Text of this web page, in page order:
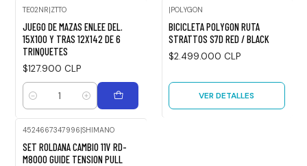
TE02NR ZTTO
JUEGO DE MAZAS ENLEE DEL.
15X100 Y TRAS 12X142 DE 6
TRINQUETES
$127.900 CLP
Cantidad
POLYGON
BICICLETA POLYGON RUTA
STRATTOS S7D RED / BLACK
$2.499.000 CLP
VER DETALLES
4524667347996|SHIMANO
SET ROLDANA CAMBIO 11V RD-
M8000 GUIDE TENSION PULL